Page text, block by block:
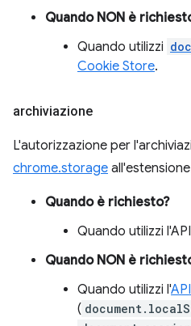
Quando NON è
Quando utilizzi
Cookie Store.
archiviazione
L'autorizzazione per
chrome.storage
Quando è richiesto?
Quando utilizzi l'API
Quando NON è
Quando utilizzi l'
(